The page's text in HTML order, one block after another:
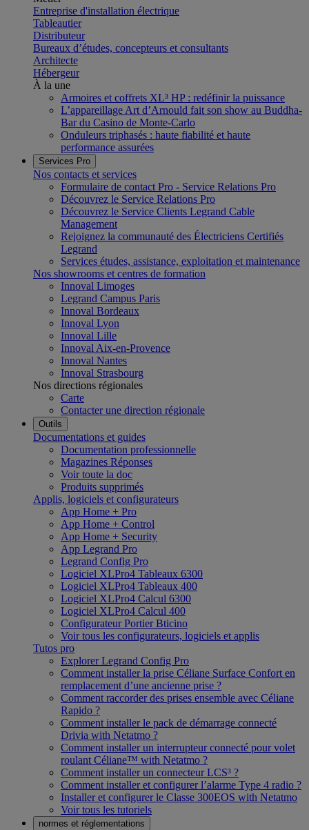
Entreprise d'installation électrique
Tableautier
Distributeur
Bureaux d’études, concepteurs et consultants
Architecte
Hébergeur
À la une
Armoires et coffrets XL³ HP : redéfinir la puissance
L’appareillage Art d’Arnould fait son show au Buddha-
Bar du Casino de Monte-Carlo
Onduleurs triphasés : haute fiabilité et haute
performance assurées
Services Pro
Nos contacts et services
Formulaire de contact Pro - Service Relations Pro
Découvrez le Service Relations Pro
Découvrez le Service Clients Legrand Cable
Management
Rejoignez la communauté des Électriciens Certifiés
Legrand
Services études, assistance, exploitation et maintenance
Nos showrooms et centres de formation
Innoval Limoges
Legrand Campus Paris
Innoval Bordeaux
Innoval Lyon
Innoval Lille
Innoval Aix-en-Provence
Innoval Nantes
Innoval Strasbourg
Nos directions régionales
Carte
Contacter une direction régionale
Outils
Documentations et guides
Documentation professionnelle
Magazines Réponses
Voir toute la doc
Produits supprimés
Applis, logiciels et configurateurs
App Home + Pro
App Home + Control
App Home + Security
App Legrand Pro
Legrand Config Pro
Logiciel XLPro4 Tableaux 6300
Logiciel XLPro4 Tableaux 400
Logiciel XLPro4 Calcul 6300
Logiciel XLPro4 Calcul 400
Configurateur Portier Bticino
Voir tous les configurateurs, logiciels et applis
Tutos pro
Explorer Legrand Config Pro
Comment installer la prise Céliane Surface Confort en
remplacement d’une ancienne prise ?
Comment raccorder des prises ensemble avec Céliane
Rapido ?
Comment installer le pack de démarrage connecté
Drivia with Netatmo ?
Comment installer un interrupteur connecté pour volet
roulant Céliane™ with Netatmo ?
Comment installer un connecteur LCS³ ?
Comment installer et configurer l’alarme Type 4 radio ?
Installer et configurer le Classe 300EOS with Netatmo
Voir tous les tutoriels
normes et réglementations